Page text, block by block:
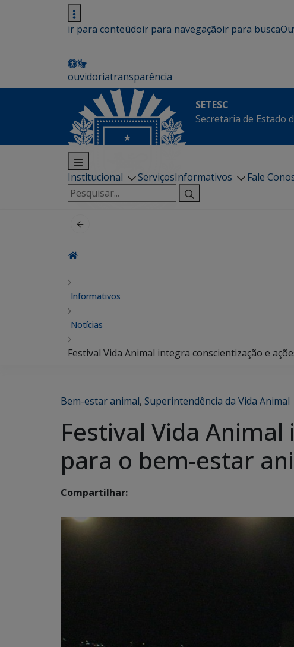
ir para conteúdoir para navegaçãoir para busca
ouvidoriatransparência
SETESC
Secretaria de Estado
Institucional ServiçosInformativos
Fale
Pesquisar
por:
Informativos
Notícias
Festival Vida Animal integra conscientização e
Bem-estar animal, Superintendência da Vida Animal
Festival Vida
para o bem-estar
Compartilhar: